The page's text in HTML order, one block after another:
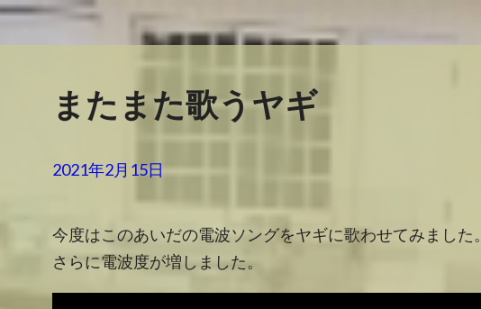
またまた歌うヤギ
2021年2月15日
今度はこのあいだの電波ソングをヤギに歌わせてみました。
さらに電波度が増しました。